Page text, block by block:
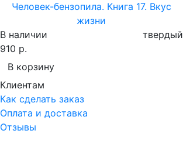
Человек-бензопила. Книга 17. Вкус
жизни
В наличии
твердый
910 р.
В корзину
Клиентам
Как сделать заказ
Оплата и доставка
Отзывы